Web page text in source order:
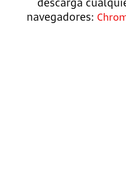
navegadores: